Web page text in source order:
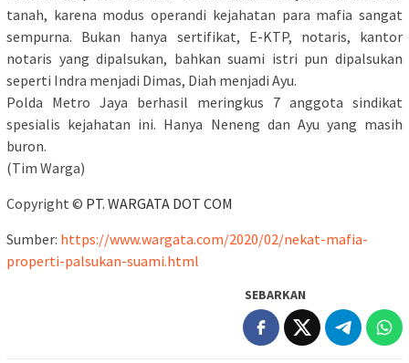
tanah, karena modus operandi kejahatan para mafia sangat
sempurna. Bukan hanya sertifikat, E-KTP, notaris, kantor
notaris yang dipalsukan, bahkan suami istri pun dipalsukan
seperti Indra menjadi Dimas, Diah menjadi Ayu.
Polda Metro Jaya berhasil meringkus 7 anggota sindikat
spesialis kejahatan ini. Hanya Neneng dan Ayu yang masih
buron.
(Tim Warga)
Copyright © PT. WARGATA DOT COM
Sumber: https://www.wargata.com/2020/02/nekat-mafia-
properti-palsukan-suami.html
SEBARKAN